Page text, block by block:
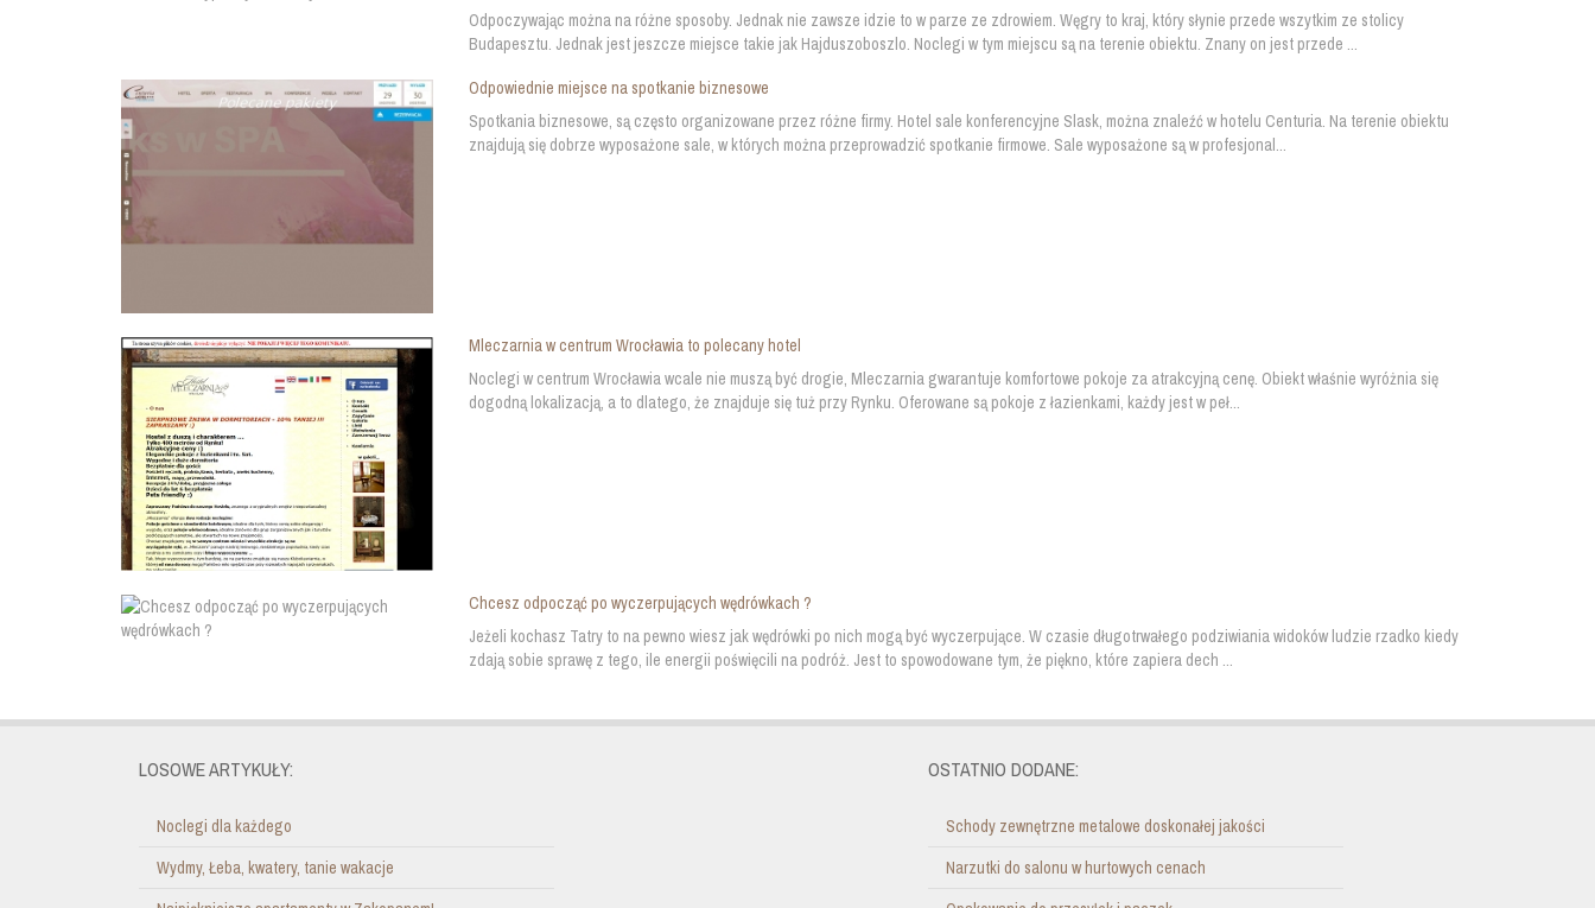
Odpoczywając można na różne sposoby. Jednak nie zawsze idzie to w parze ze zdrowiem. Węgry to kraj, który słynie przede wszytkim ze stolicy
Budapesztu. Jednak jest jeszcze miejsce takie jak Hajduszoboszlo. Noclegi w tym miejscu są na terenie obiektu. Znany on jest przede ...
Odpowiednie miejsce na spotkanie biznesowe
Spotkania biznesowe, są często organizowane przez różne firmy. Hotel sale konferencyjne Slask, można znaleźć w hotelu Centuria. Na terenie obiektu
znajdują się dobrze wyposażone sale, w których można przeprowadzić spotkanie firmowe. Sale wyposażone są w profesjonal...
Mleczarnia w centrum Wrocławia to polecany hotel
Noclegi w centrum Wrocławia wcale nie muszą być drogie, Mleczarnia gwarantuje komfortowe pokoje za atrakcyjną cenę. Obiekt właśnie wyróżnia się
dogodną lokalizacją, a to dlatego, że znajduje się tuż przy Rynku. Oferowane są pokoje z łazienkami, każdy jest w peł...
Chcesz odpocząć po wyczerpujących wędrówkach ?
Jeżeli kochasz Tatry to na pewno wiesz jak wędrówki po nich mogą być wyczerpujące. W czasie długotrwałego podziwiania widoków ludzie rzadko kiedy
zdają sobie sprawę z tego, ile energii poświęcili na podróż. Jest to spowodowane tym, że piękno, które zapiera dech ...
LOSOWE ARTYKUŁY:
Noclegi dla każdego
Wydmy, Łeba, kwatery, tanie wakacje
OSTATNIO DODANE:
Schody zewnętrzne metalowe doskonałej jakości
Narzutki do salonu w hurtowych cenach